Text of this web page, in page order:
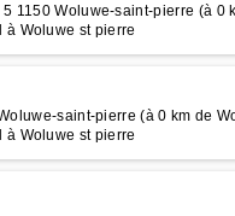
5 1150 Woluwe-saint-pierre (à 0
à Woluwe st pierre
saint-pierre (à 0 km de
à Woluwe st pierre